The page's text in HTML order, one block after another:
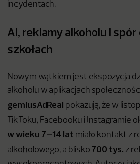
incydentach.
AI, reklamy alkoholu i
szkołach
Nowym wątkiem jest ekspozycja
alkoholu w aplikacjach
gemiusAdReal pokazują, że w
TikToku, Facebooku i Instagramie
w wieku 7–14 lat miało kontakt z
alkoholowego, a blisko 700 tys. z